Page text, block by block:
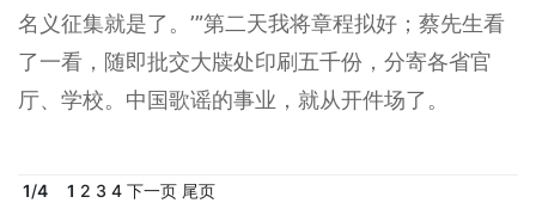
名义征集就是了。’”第二天我将章程拟好；蔡先生看
了一看，随即批交大牍处印刷五千份，分寄各省官
厅、学校。中国歌谣的事业，就从开件场了。
1/4 1 2 3 4 下一页 尾页